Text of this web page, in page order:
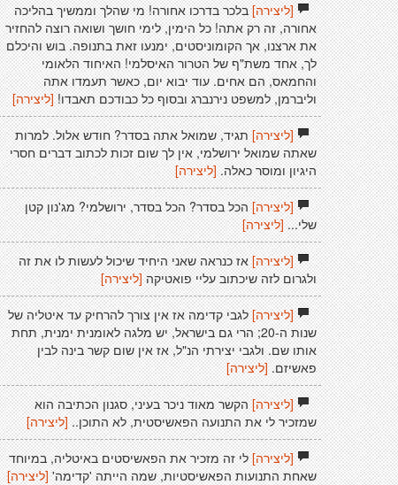
[ליצירה]בלכר בדרכו אחורה! מי שהלך וממשיך בהליכה
אחורה, זה רק אתה! כל הימין, לימי חושך ושואה רוצה להחזיר
את ארצנו, אך הקומוניסטים, ימנעו זאת בתנופה. בוש והיכלם
לך, אחד משת"ף של הטרור האיסלמי! האיחוד הלאומי
והחמאס, הם אחים. עוד יבוא יום, כאשר תעמדו אתה
וליברמן, למשפט נירנברג ובסוף כל כבודכם תאבדו! [ליצירה]
[ליצירה]תגיד, שמואל אתה בסדר? חודש אלול. למרות
שאתה שמואל ירושלמי, אין לך שום זכות לכתוב דברים חסרי
היגיון ומוסר כאלה. [ליצירה]
[ליצירה]הכל בסדר? הכל בסדר, ירושלמי? מג'נון קטן
שלי... [ליצירה]
[ליצירה]אז כנראה שאני היחיד שיכול לעשות לו את זה
ולגרום לזה שיכתוב עליי פואטיקה [ליצירה]
[ליצירה]לגבי קדימה אז אין צורך להרחיק עד איטליה של
שנות ה-20; הרי גם בישראל, יש מלגה לאומנית ימנית, תחת
אותו שם. ולגבי יצירתי הנ"ל, אז אין שום קשר בינה לבין
פאשיזם. [ליצירה]
[ליצירה]הקשר מאוד ניכר בעיני, סגנון הכתיבה הוא
שמזכיר לי את התנועה הפאשיסטית, לא התוכן.. [ליצירה]
[ליצירה]לי זה מזכיר את הפאשיסטים באיטליה, במיוחד
שאחת התנועות הפאשיסטיות, שמה הייתה 'קדימה' [ליצירה]